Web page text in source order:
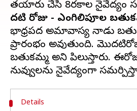
మొదటి రోజు - ఎంగిలిపూల
భాధ్రపద అమావాస్య నాడు
ప్రారంభం అవుతుంది.
బతుకమ్మ అని పిలుస్తారు.
Details